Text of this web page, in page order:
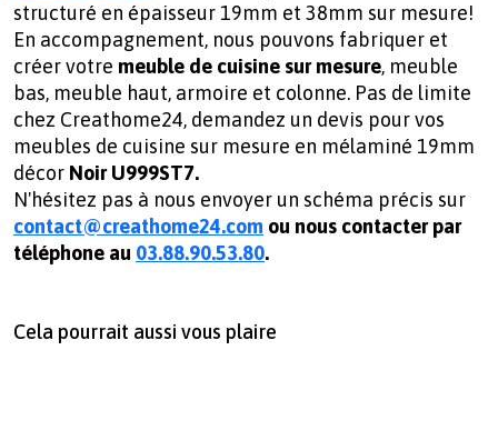
structuré en épaisseur 19mm et 38mm sur mesure!
En accompagnement, nous pouvons fabriquer et
créer votre meuble de cuisine sur mesure, meuble
bas, meuble haut, armoire et colonne. Pas de limite
chez Creathome24, demandez un devis pour vos
meubles de cuisine sur mesure en mélaminé 19mm
décor Noir U999ST7.
N'hésitez pas à nous envoyer un schéma précis sur
contact@creathome24.com ou nous contacter par
téléphone au 03.88.90.53.80.
Cela pourrait aussi vous plaire